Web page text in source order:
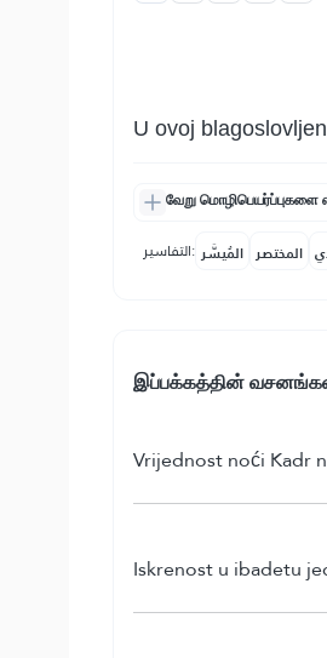
U ovoj
வேறு மொழிபெயர்ப்புகளை
التفاسير: المُيسَّر المختصر
இப்பக்கத்தின்
Vrijednost noći Kadr
Iskrenost u ibadetu